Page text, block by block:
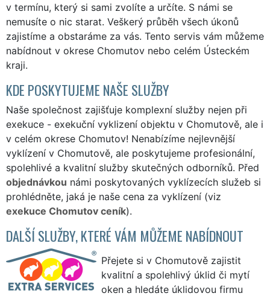
v termínu, který si sami zvolíte a určíte. S námi se
nemusíte o nic starat. Veškerý průběh všech úkonů
zajistíme a obstaráme za vás. Tento servis vám můžeme
nabídnout v okrese Chomutov nebo celém Ústeckém
kraji.
KDE POSKYTUJEME NAŠE SLUŽBY
Naše společnost zajišťuje komplexní služby nejen při
exekuce - exekuční vyklizení objektu v Chomutově, ale i
v celém okrese Chomutov! Nenabízíme nejlevnější
vyklízení v Chomutově, ale poskytujeme profesionální,
spolehlivé a kvalitní služby skutečných odborníků. Před
objednávkou námi poskytovaných vyklízecích služeb si
prohlédněte, jaká je naše cena za vyklízení (viz
exekuce Chomutov ceník).
DALŠÍ SLUŽBY, KTERÉ VÁM MŮŽEME NABÍDNOUT
Přejete si v Chomutově zajistit
kvalitní a spolehlivý úklid či mytí
oken a hledáte úklidovou firmu